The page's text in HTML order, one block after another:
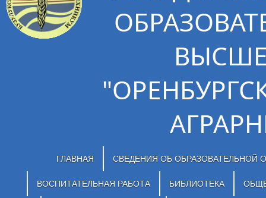
ГЛАВНАЯ СВЕДЕНИЯ ОБ ОБРАЗОВАТЕЛЬНОЙ
ВОСПИТАТЕЛЬНАЯ РАБОТА БИБЛИОТЕКА